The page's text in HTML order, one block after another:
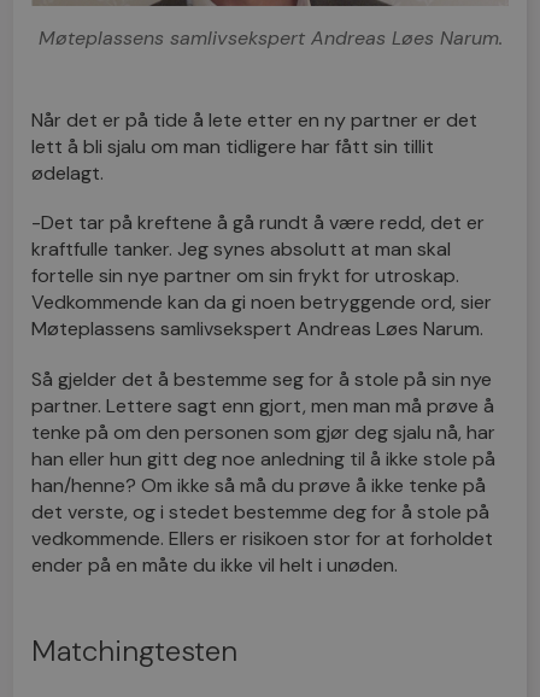
Møteplassens samlivsekspert Andreas Løes Narum.
Når det er på tide å lete etter en ny partner er det
lett å bli sjalu om man tidligere har fått sin tillit
ødelagt.
-Det tar på kreftene å gå rundt å være redd, det er
kraftfulle tanker. Jeg synes absolutt at man skal
fortelle sin nye partner om sin frykt for utroskap.
Vedkommende kan da gi noen betryggende ord, sier
Møteplassens samlivsekspert Andreas Løes Narum.
Så gjelder det å bestemme seg for å stole på sin nye
partner. Lettere sagt enn gjort, men man må prøve å
tenke på om den personen som gjør deg sjalu nå, har
han eller hun gitt deg noe anledning til å ikke stole på
han/henne? Om ikke så må du prøve å ikke tenke på
det verste, og i stedet bestemme deg for å stole på
vedkommende. Ellers er risikoen stor for at forholdet
ender på en måte du ikke vil helt i unøden.
Matchingtesten